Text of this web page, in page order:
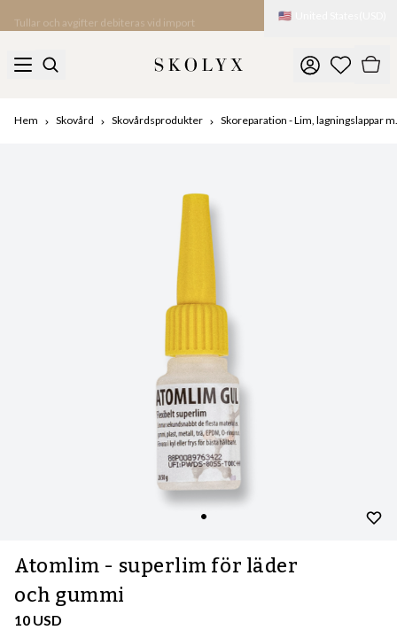
Tullar och avgifter debiteras vid import 🇺🇸
Hem Skovård Skovårdsprodukter Skoreparation - Lim, lagningslappar
Atomlim - superlim för läder
och gummi
10 USD